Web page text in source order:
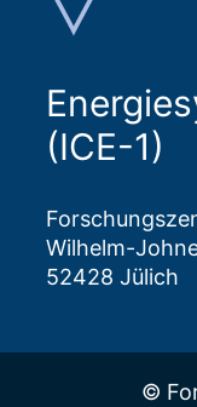
(ICE-1)
Wilhelm-
52428 Jülich
©